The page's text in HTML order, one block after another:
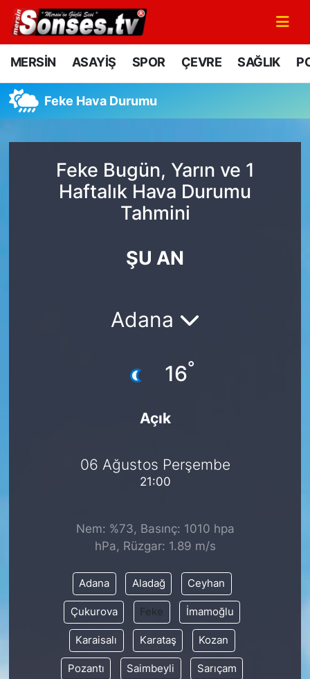
MERSİN ASAYİŞ SPOR ÇEVRE SAĞLIK
Feke Hava Durumu
Feke Bugün, Yarın ve 1
Haftalık Hava Durumu
Tahmini
ŞU AN
Adana
16°
Açık
06 Ağustos Perşembe
21:00
Nem: %73, Basınç: 1010 hpa
hPa, Rüzgar: 1.89 m/s
Adana Aladağ Ceyhan
Çukurova Feke İmamoğlu
Karaisalı Karataş Kozan
Pozantı Saimbeyli Sarıçam
MERSİN
DÜNYA
Mersin Nöbetçi Eczaneler
Mersin Trafik Yoğunluk Haritası
Süper Lig Puan Durumu ve Fikstür
Son Dakika Haberleri